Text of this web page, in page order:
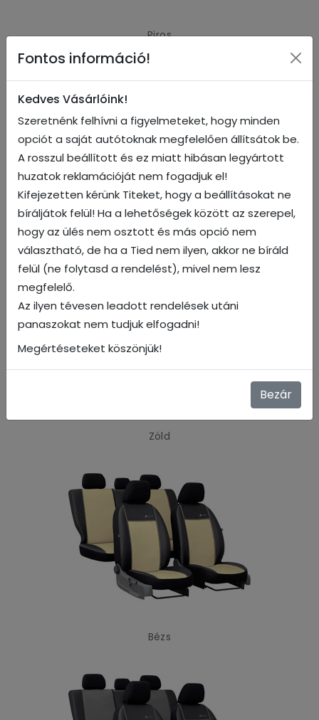
Piros
Kék
Zöld
Bézs
Fontos információ!
Kedves Vásárlóink!
Szeretnénk felhívni a figyelmeteket, hogy minden
opciót a saját autótoknak megfelelően állítsátok be.
A rosszul beállított és ez miatt hibásan legyártott
huzatok reklamációját nem fogadjuk el!
Kifejezetten kérünk Titeket, hogy a beállításokat ne
bíráljátok felül! Ha a lehetőségek között az szerepel,
hogy az ülés nem osztott és más opció nem
választható, de ha a Tied nem ilyen, akkor ne bíráld
felül (ne folytasd a rendelést), mivel nem lesz
megfelelő.
Az ilyen tévesen leadott rendelések utáni
panaszokat nem tudjuk elfogadni!
Megértéseteket köszönjük!
Bezár